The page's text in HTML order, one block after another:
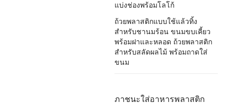
แบ่งช่องพร้อมโลโก้
ถ้วยพลาสติกแบบใช้แล้วทิ้ง
สำหรับชานมร้อน ขนมขบเคี้ยว
พร้อมฝาและหลอด ถ้วยพลาสติก
สำหรับสลัดผลไม้ พร้อมถาดใส่
ขนม
ภาชนะใส่อาหารพลาสติก